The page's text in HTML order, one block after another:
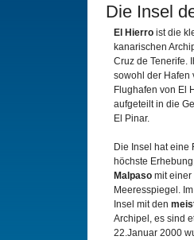
Die Insel
El Hierro ist die
kanarischen
Cruz de Tenerife.
sowohl der Hafen
Flughafen von El
aufgeteilt in die
El Pinar.
Die Insel hat eine
höchste
Malpaso mit einer
Meeresspiegel.
Insel mit den
Archipel, es sind
22.Januar 2000